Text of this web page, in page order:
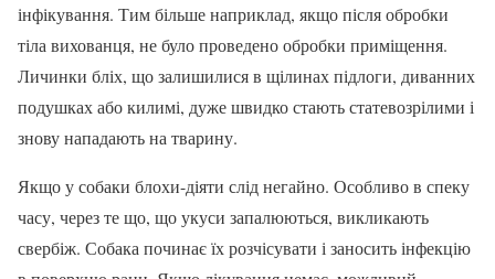
інфікування. Тим більше наприклад, якщо після обробки
тіла вихованця, не було проведено обробки приміщення.
Личинки бліх, що залишилися в щілинах підлоги, диванних
подушках або килимі, дуже швидко стають статевозрілими і
знову нападають на тварину.
Якщо у собаки блохи-діяти слід негайно. Особливо в спеку
часу, через те що, що укуси запалюються, викликають
свербіж. Собака починає їх розчісувати і заносить інфекцію